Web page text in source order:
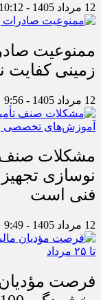
12 مرداد 1405 - 10:12
ممنوعیت
زمینی کفایت
12 مرداد 1405 - 9:56
مشکلات صنف
نوسازی
فنی است
12 مرداد 1405 - 9:49